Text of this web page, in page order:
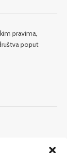
pravima,
poput